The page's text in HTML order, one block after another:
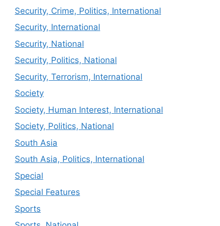
Security, Crime, Politics, International
Security, International
Security, National
Security, Politics, National
Security, Terrorism, International
Society
Society, Human Interest, International
Society, Politics, National
South Asia
South Asia, Politics, International
Special
Special Features
Sports